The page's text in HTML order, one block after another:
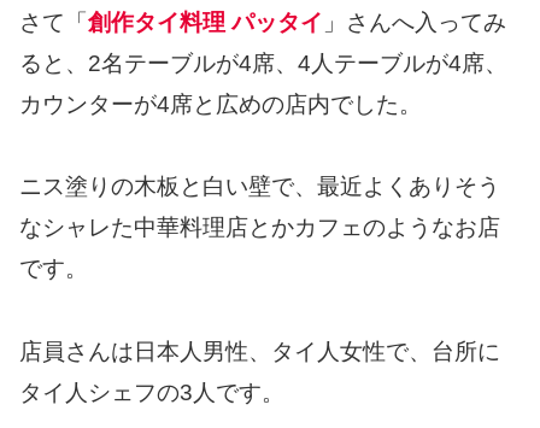
さて「 創作タイ料理 パッタイ 」さんへ入ってみ
ると、2名テーブルが4席、4人テーブルが4席、
カウンターが4席と広めの店内でした。
ニス塗りの木板と白い壁で、最近よくありそう
なシャレた中華料理店とかカフェのようなお店
です。
店員さんは日本人男性、タイ人女性で、台所に
タイ人シェフの3人です。